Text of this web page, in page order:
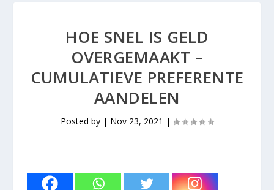
HOE SNEL IS GELD
OVERGEMAAKT –
CUMULATIEVE PREFERENTE
AANDELEN
Posted by | Nov 23, 2021 |